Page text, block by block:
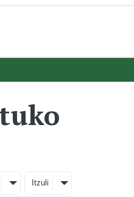
Itzuli